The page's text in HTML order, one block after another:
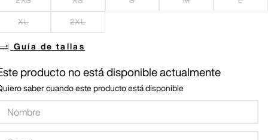
XL 2XL
Guía de tallas
producto no está disponible actualmente
saber cuando este producto está disponible